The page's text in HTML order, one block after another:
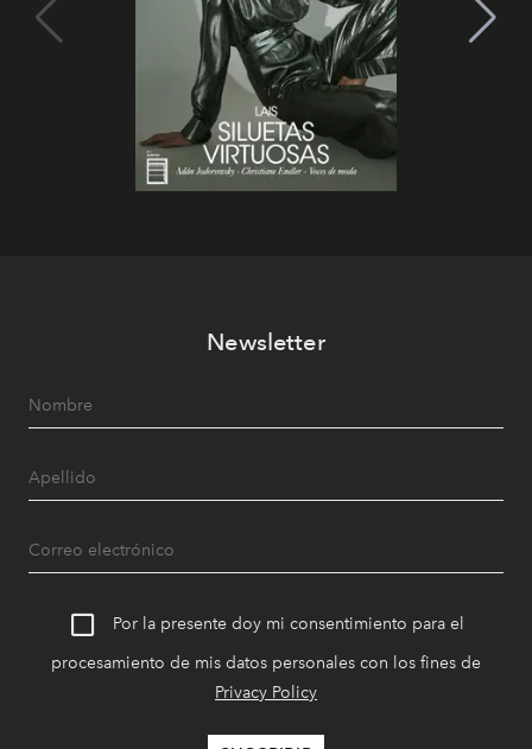
Newsletter
Por la presente doy mi consentimiento para el
procesamiento de mis datos personales con los fines de
Privacy Policy